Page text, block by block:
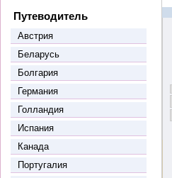
Путеводитель
Австрия
Беларусь
Болгария
Германия
Голландия
Испания
Канада
Португалия